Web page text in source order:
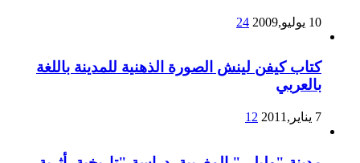
10 يوليو,2009 24
كتاب كيفن لينش الصورة الذهنية للمدينة باللغة
بالعربي
7 يناير,2011 12